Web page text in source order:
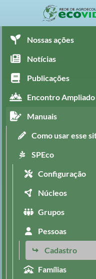
Nossas ações
Notícias
Publicações
Encontro Ampliado
Manuais
Como usar esse
SPEco
Configuração
Núcleos
Grupos
Pessoas
Cadastro
Famílias